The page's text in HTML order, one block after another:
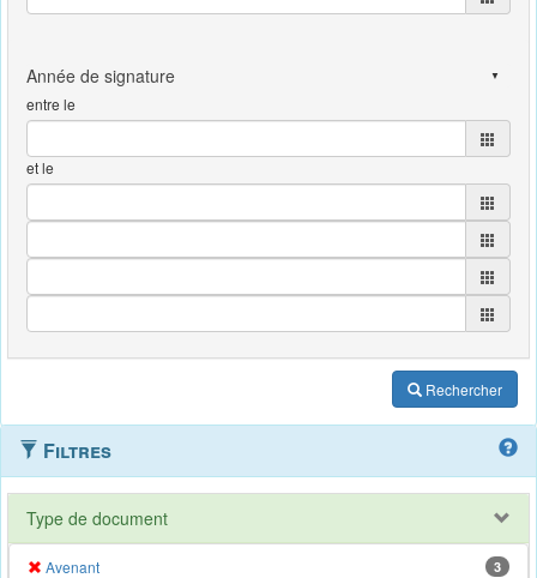
entre le
et le
Rechercher
Filtres
Type de document
Avenant 3